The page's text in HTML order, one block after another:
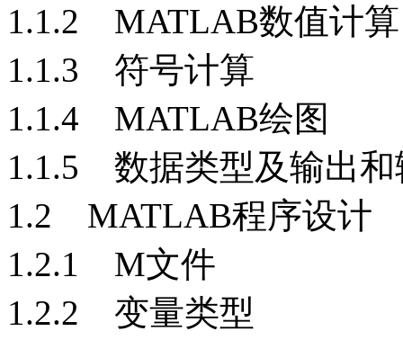
1.1.2 MATLAB数值计算
1.1.3 符号计算
1.1.4 MATLAB绘图
1.1.5 数据类型及输出和
1.2 MATLAB程序设计
1.2.1 M文件
1.2.2 变量类型